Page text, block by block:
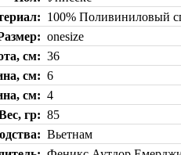
100% Поливиниловый
onesize
см
36
см
6
см
4
гр
85
Вьетнам